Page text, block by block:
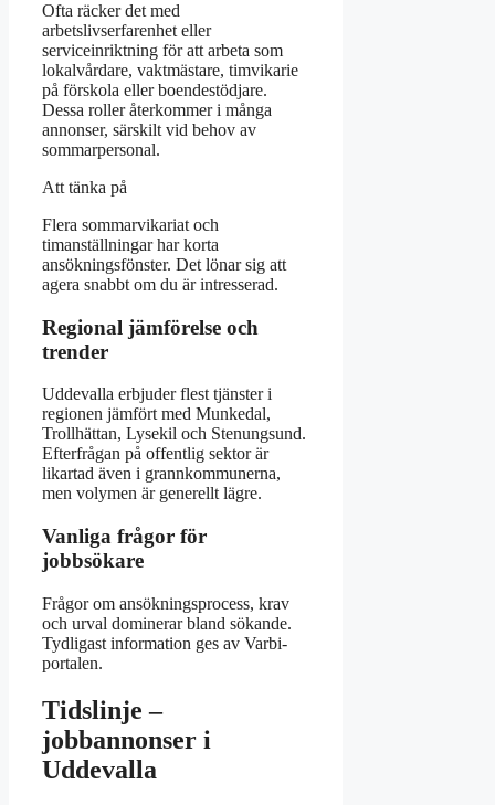
Ofta räcker det med
arbetslivserfarenhet eller
serviceinriktning för att arbeta som
lokalvårdare, vaktmästare, timvikarie
på förskola eller boendestödjare.
Dessa roller återkommer i många
annonser, särskilt vid behov av
sommarpersonal.
Att tänka på
Flera sommarvikariat och
timanställningar har korta
ansökningsfönster. Det lönar sig att
agera snabbt om du är intresserad.
Regional jämförelse och
trender
Uddevalla erbjuder flest tjänster i
regionen jämfört med Munkedal,
Trollhättan, Lysekil och Stenungsund.
Efterfrågan på offentlig sektor är
likartad även i grannkommunerna,
men volymen är generellt lägre.
Vanliga frågor för
jobbsökare
Frågor om ansökningsprocess, krav
och urval dominerar bland sökande.
Tydligast information ges av Varbi-
portalen.
Tidslinje –
jobbannonser i
Uddevalla